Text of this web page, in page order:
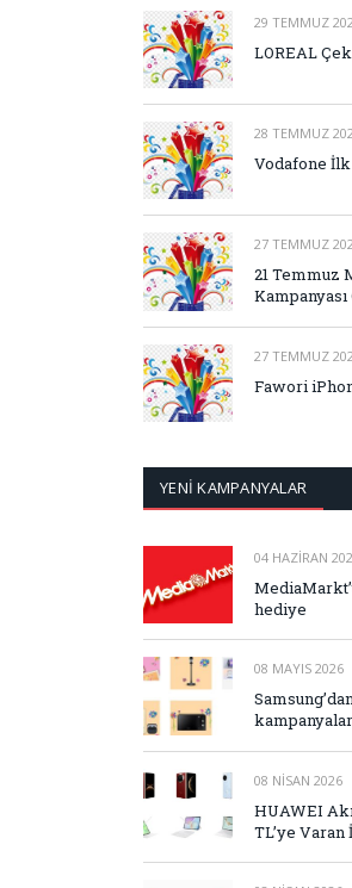
29 TEMMUZ
LOREAL
28 TEMMUZ
Vodafone İlk
27 TEMMUZ
21 Temmuz
27 TEMMUZ
Fawori
YENİ KAMPANYALAR
04 HAZIRAN
hediye
08 MAYIS 2026
kampanyalar
08 NISAN 2026
HUAWEI
TL’ye